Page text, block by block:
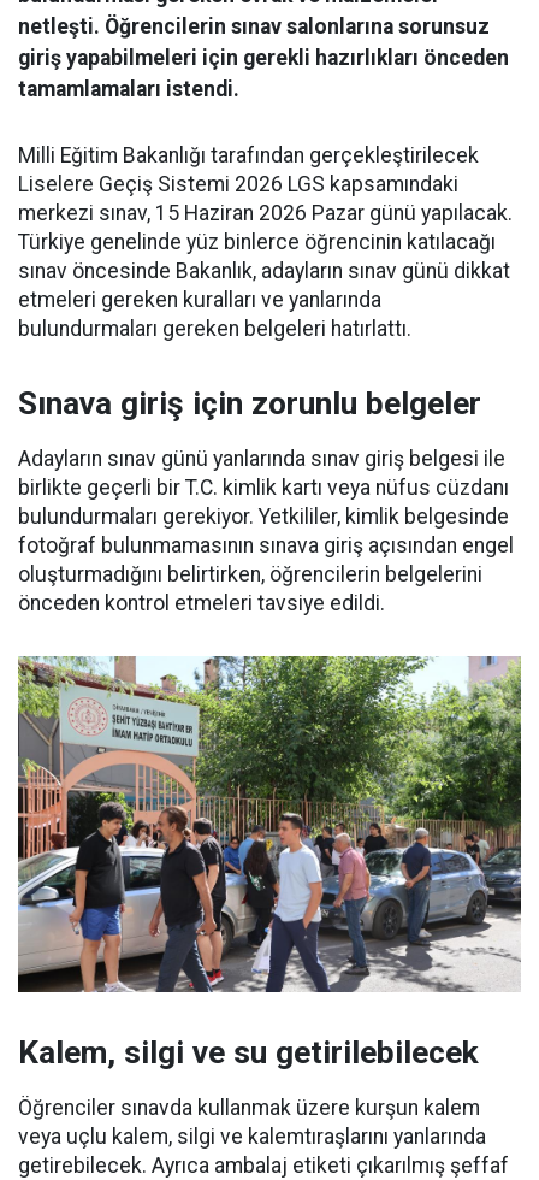
netleşti. Öğrencilerin sınav salonlarına sorunsuz
giriş yapabilmeleri için gerekli hazırlıkları önceden
tamamlamaları istendi.
Milli Eğitim Bakanlığı tarafından gerçekleştirilecek
Liselere Geçiş Sistemi 2026 LGS kapsamındaki
merkezi sınav, 15 Haziran 2026 Pazar günü yapılacak.
Türkiye genelinde yüz binlerce öğrencinin katılacağı
sınav öncesinde Bakanlık, adayların sınav günü dikkat
etmeleri gereken kuralları ve yanlarında
bulundurmaları gereken belgeleri hatırlattı.
Sınava giriş için zorunlu belgeler
Adayların sınav günü yanlarında sınav giriş belgesi ile
birlikte geçerli bir T.C. kimlik kartı veya nüfus cüzdanı
bulundurmaları gerekiyor. Yetkililer, kimlik belgesinde
fotoğraf bulunmamasının sınava giriş açısından engel
oluşturmadığını belirtirken, öğrencilerin belgelerini
önceden kontrol etmeleri tavsiye edildi.
Kalem, silgi ve su getirilebilecek
Öğrenciler sınavda kullanmak üzere kurşun kalem
veya uçlu kalem, silgi ve kalemtıraşlarını yanlarında
getirebilecek. Ayrıca ambalaj etiketi çıkarılmış şeffaf